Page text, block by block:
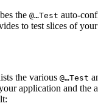
the @…​Test auto-
to test slices of
the various @…​Test
application and the